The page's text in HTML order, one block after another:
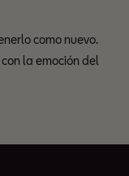
como nuevo.
la emoción del